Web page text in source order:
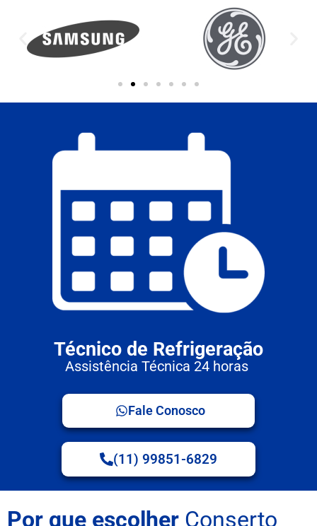
Técnico de Refrigeração
Assistência Técnica 24 horas
Fale Conosco
(11) 99851-6829
Por que escolher Conserto